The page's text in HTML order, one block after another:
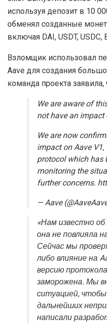
используя депозит в 10
обменял созданные
включая DAI, USDT, USDC,
Взломщик использовал
Aave для создания
команда проекта заявила,
We are aware of
not have an impact
We are now
impact on Aave
protocol which has
monitoring the
further concerns.
— Aave
«Нам известно
она не повлияла
Сейчас мы
либо влияние на
версию
заморожена. Мы
ситуацией,
дальнейших
написали